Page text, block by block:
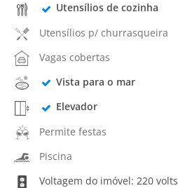
Utensílios de cozinha
Utensílios p/ churrasqueira
Vagas cobertas
Vista para o mar
Elevador
Permite festas
Piscina
Voltagem do imóvel: 220 volts